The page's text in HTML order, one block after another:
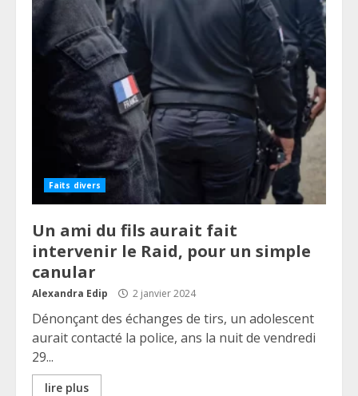
Faits divers
Un ami du fils aurait fait
intervenir le Raid, pour un simple
canular
Alexandra Edip 2 janvier 2024
Dénonçant des échanges de tirs, un adolescent
aurait contacté la police, ans la nuit de vendredi
29...
lire plus